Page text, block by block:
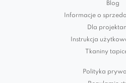
Blog
Informacje o
Dla
Instrukcja
Tkaniny
Polityka